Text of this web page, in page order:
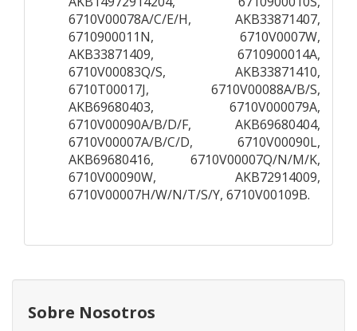
6710V00078A/C/E/H, AKB33871407,
6710900011N, 6710V0007W,
AKB33871409, 6710900014A,
6710V00083Q/S, AKB33871410,
6710T00017J, 6710V00088A/B/S,
AKB69680403, 6710V000079A,
6710V00090A/B/D/F, AKB69680404,
6710V00007A/B/C/D, 6710V00090L,
AKB69680416, 6710V00007Q/N/M/K,
6710V00090W, AKB72914009,
6710V00007H/W/N/T/S/Y, 6710V00109B.
Sobre Nosotros